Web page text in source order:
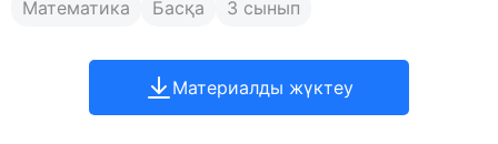
Математика Басқа 3 сынып
Материалды жүктеу